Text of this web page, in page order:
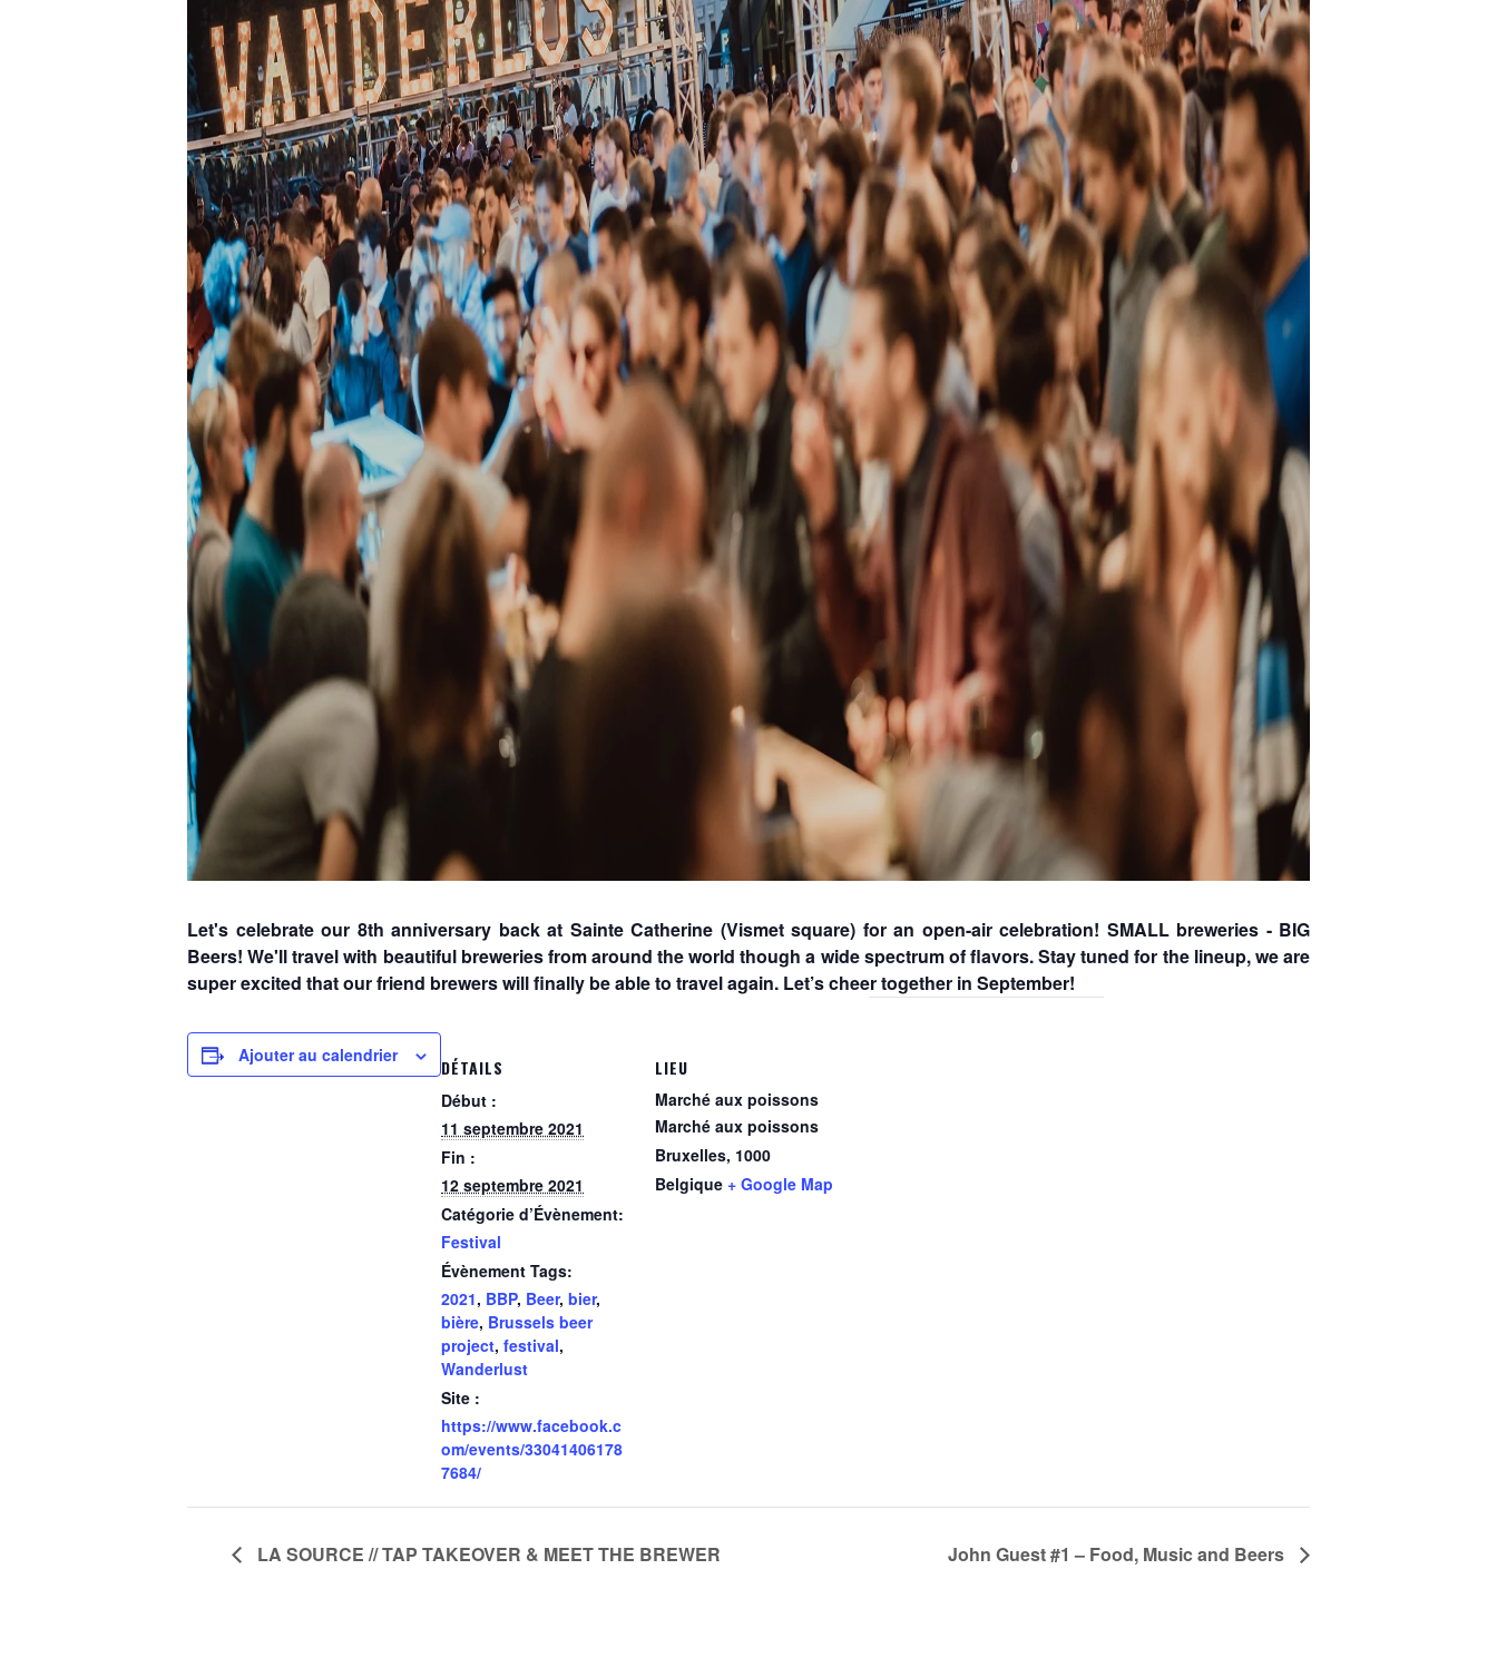
Let's celebrate our 8th anniversary back at Sainte Catherine (Vismet square) for an open-air celebration! SMALL breweries - BIG
Beers! We'll travel with beautiful breweries from around the world though a wide spectrum of flavors. Stay tuned for the lineup, we are
super excited that our friend brewers will finally be able to travel again. Let’s cheer together in September!
Ajouter au calendrier
DÉTAILS
Début :
11 septembre 2021
Fin :
12 septembre 2021
Catégorie d’Évènement:
Festival
Évènement Tags:
2021, BBP, Beer, bier,
bière, Brussels beer
project, festival,
Wanderlust
Site :
https://www.facebook.c
om/events/33041406178
7684/
LIEU
Marché aux poissons
Marché aux poissons
Bruxelles, 1000
Belgique + Google Map
LA SOURCE // TAP TAKEOVER & MEET THE BREWER John Guest #1 – Food, Music and Beers